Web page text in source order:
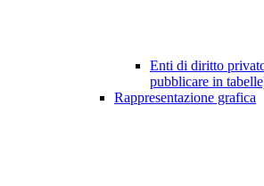
Enti di diritto
pubblicare in
Rappresentazione grafica